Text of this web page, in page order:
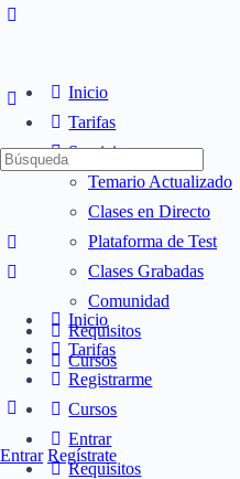
Inicio
Tarifas
Servicios
Temario Actualizado
Clases en Directo
Plataforma de Test
Clases Grabadas
Comunidad
Requisitos
Cursos
Entrar Regístrate
Búsqueda
Inicio
Tarifas
Registrarme
Cursos
Entrar
Requisitos